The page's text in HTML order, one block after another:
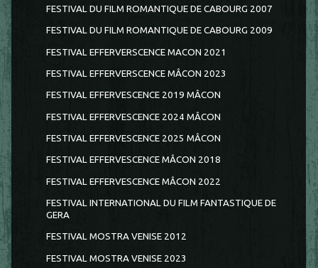
FESTIVAL DU FILM ROMANTIQUE DE CABOURG 2007
FESTIVAL DU FILM ROMANTIQUE DE CABOURG 2009
FESTIVAL EFFERVERSCENCE MACON 2021
FESTIVAL EFFERVERSCENCE MÂCON 2023
FESTIVAL EFFERVESCENCE 2019 MÂCON
FESTIVAL EFFERVESCENCE 2024 MÂCON
FESTIVAL EFFERVESCENCE 2025 MÂCON
FESTIVAL EFFERVESCENCE MÂCON 2018
FESTIVAL EFFERVESCENCE MÂCON 2022
FESTIVAL INTERNATIONAL DU FILM FANTASTIQUE DE
GERA
FESTIVAL MOSTRA VENISE 2012
FESTIVAL MOSTRA VENISE 2023